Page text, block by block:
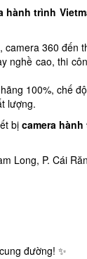
hành trình
360 đến
nghề cao, thi
100%, chế
lượng.
bị camera
Long, P. Cái
đường! ✨